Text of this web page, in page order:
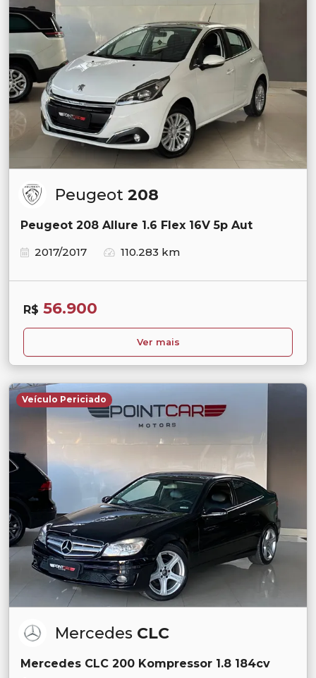
Peugeot 208
Peugeot 208 Allure 1.6 Flex 16V 5p Aut
2017/2017
110.283 km
R$ 56.900
Ver mais
Veículo Periciado
Mercedes CLC
Mercedes CLC 200 Kompressor 1.8 184cv